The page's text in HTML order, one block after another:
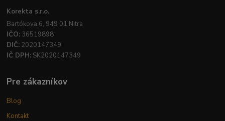
Korekta s.r.o.
Bartókova 6, 949 01 Nitra
IČO: 36519898
DIČ: 2020147349
IČ DPH: SK2020147349
Pre zákazníkov
Blog
Kontakt